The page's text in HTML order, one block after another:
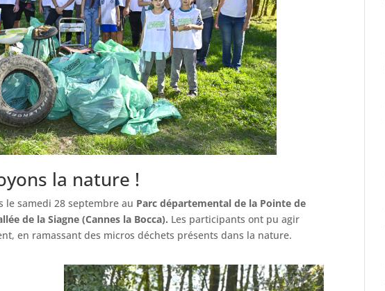
la nature !
le samedi 28 septembre au Parc départemental de la Pointe de
de la Siagne (Cannes la Bocca). Les participants ont pu agir
en ramassant des micros déchets présents dans la nature.